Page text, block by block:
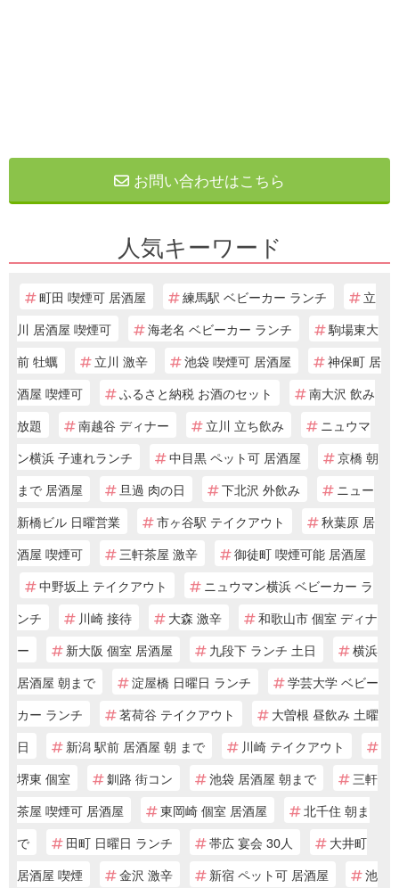
お問い合わせはこちら
人気キーワード
町田 喫煙可 居酒屋 練馬駅 ベビーカー ランチ
立
川 居酒屋 喫煙可
海老名 ベビーカー ランチ
駒場東大
前 牡蠣
立川 激辛 池袋 喫煙可 居酒屋
神保町 居
酒屋 喫煙可
ふるさと納税 お酒のセット
南大沢 飲み
放題
南越谷 ディナー 立川 立ち飲み
ニュウマ
ン横浜 子連れランチ
中目黒 ペット可 居酒屋
京橋 朝
まで 居酒屋
旦過 肉の日 下北沢 外飲み
ニュー
新橋ビル 日曜営業
市ヶ谷駅 テイクアウト
秋葉原 居
酒屋 喫煙可
三軒茶屋 激辛
御徒町 喫煙可能 居酒屋
中野坂上 テイクアウト
ニュウマン横浜 ベビーカー ラ
ンチ
川崎 接待 大森 激辛
和歌山市 個室 ディナ
ー
新大阪 個室 居酒屋 九段下 ランチ 土日
横浜
居酒屋 朝まで
淀屋橋 日曜日 ランチ
学芸大学 ベビー
カー ランチ
茗荷谷 テイクアウト
大曽根 昼飲み 土曜
日
新潟 駅前 居酒屋 朝 まで
川崎 テイクアウト
堺東 個室
釧路 街コン 池袋 居酒屋 朝まで
三軒
茶屋 喫煙可 居酒屋
東岡崎 個室 居酒屋
北千住 朝ま
で
田町 日曜日 ランチ 帯広 宴会 30人
大井町
居酒屋 喫煙
金沢 激辛 新宿 ペット可 居酒屋 池